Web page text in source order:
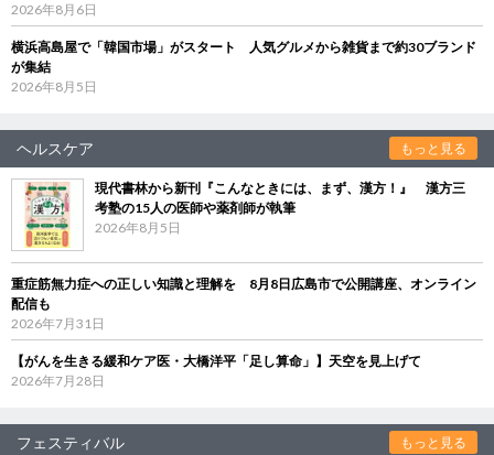
2026年8月6日
横浜高島屋で「韓国市場」がスタート 人気グルメから雑貨まで約30ブランド
が集結
2026年8月5日
ヘルスケア もっと見る
現代書林から新刊『こんなときには、まず、漢方！』 漢方三
考塾の15人の医師や薬剤師が執筆
2026年8月5日
重症筋無力症への正しい知識と理解を 8月8日広島市で公開講座、オンライン
配信も
2026年7月31日
【がんを生きる緩和ケア医・大橋洋平「足し算命」】天空を見上げて
2026年7月28日
フェスティバル もっと見る